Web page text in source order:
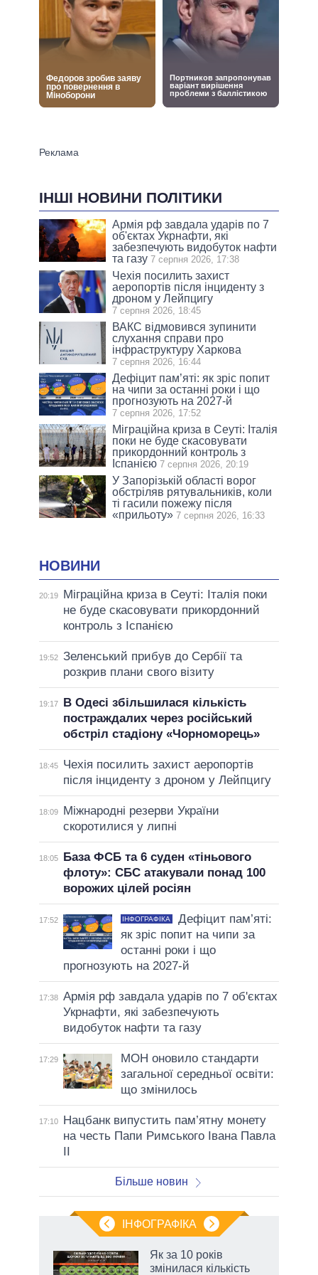
ІНШІ НОВИНИ ПОЛІТИКИ
Армія рф завдала ударів по 7
об'єктах Укрнафти, які
забезпечують видобуток нафти
та газу 7 серпня 2026, 17:38
Чехія посилить захист
аеропортів після інциденту з
дроном у Лейпцигу
7 серпня 2026, 18:45
ВАКС відмовився зупинити
слухання справи про
інфраструктуру Харкова
7 серпня 2026, 16:44
Дефіцит пам’яті: як зріс попит
на чипи за останні роки і що
прогнозують на 2027-й
7 серпня 2026, 17:52
Міграційна криза в Сеуті: Італія
поки не буде скасовувати
прикордонний контроль з
Іспанією 7 серпня 2026, 20:19
У Запорізькій області ворог
обстріляв рятувальників, коли
ті гасили пожежу після
«прильоту» 7 серпня 2026, 16:33
НОВИНИ
20:19
Міграційна криза в Сеуті: Італія поки
не буде скасовувати прикордонний
контроль з Іспанією
19:52 Зеленський прибув до Сербії та
розкрив плани свого візиту
19:17
В Одесі збільшилася кількість
постраждалих через російський
обстріл стадіону «Чорноморець»
18:45
Чехія посилить захист аеропортів
після інциденту з дроном у Лейпцигу
18:09
Міжнародні резерви України
скоротилися у липні
18:05
База ФСБ та 6 суден «тіньового
флоту»: СБС атакували понад 100
ворожих цілей росіян
17:52 ІНФОГРАФІКА
Дефіцит пам’яті:
як зріс попит на чипи за
останні роки і що
прогнозують на 2027-й
17:38 Армія рф завдала ударів по 7 об'єктах
Укрнафти, які забезпечують
видобуток нафти та газу
17:29
МОН оновило стандарти
загальної середньої освіти:
що змінилось
17:10
Нацбанк випустить пам’ятну монету
на честь Папи Римського Івана Павла
Більше новин
ІНФОГРАФІКА
Як за 10 років
змінилася кількість